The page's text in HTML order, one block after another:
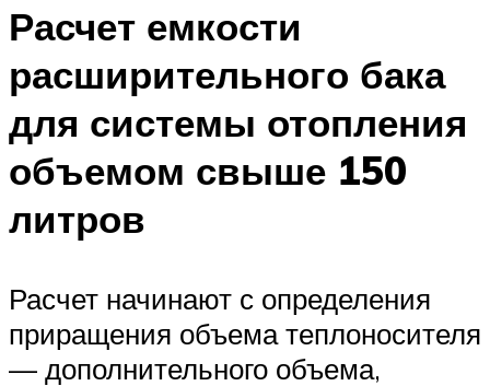
Расчет емкости
расширительного бака
для системы отопления
объемом свыше 150
литров
Расчет начинают с определения
приращения объема теплоносителя
— дополнительного объема,